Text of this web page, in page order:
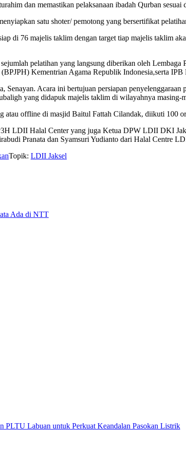
dan memastikan pelaksanaan ibadah Qurban
satu shoter/ pemotong yang bersertifikat
di 76 majelis taklim dengan target tiap majelis taklim
sejumlah pelatihan yang langsung diberikan oleh
Kementrian Agama Republik Indonesia,serta IPB
Acara ini bertujuan persiapan penyelenggaraan
yang didapuk majelis taklim di wilayahnya masing-
atau offline di masjid Baitul Fattah Cilandak, diikuti 100
LDII Halal Center yang juga Ketua DPW LDII DKI
Pranata dan Syamsuri Yudianto dari Halal Centre
Topik: LDII Jaksel
Ada di NTT
PLTU Labuan untuk Perkuat Keandalan Pasokan Listrik